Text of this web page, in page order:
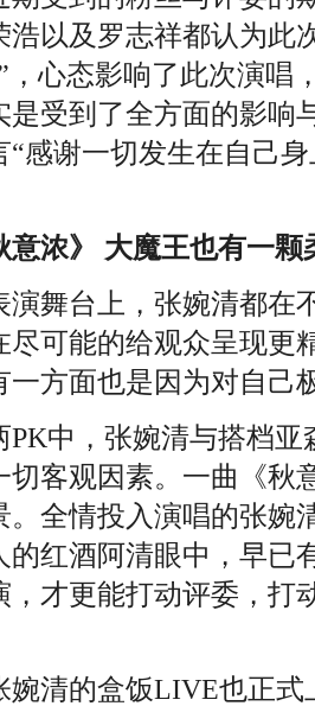
浩以及罗志祥都认为此
，心态影响了此次演唱
是受到了全方面的影响
“感谢一切发生在自己
浓》 大魔王也有一颗
台上，张婉清都在
尽可能的给观众呈现更
一方面也是因为对自己
中，张婉清与搭档亚
切客观因素。一曲《秋
。全情投入演唱的张婉
的红酒阿清眼中，早已
，才更能打动评委，打
清的盒饭LIVE也正式